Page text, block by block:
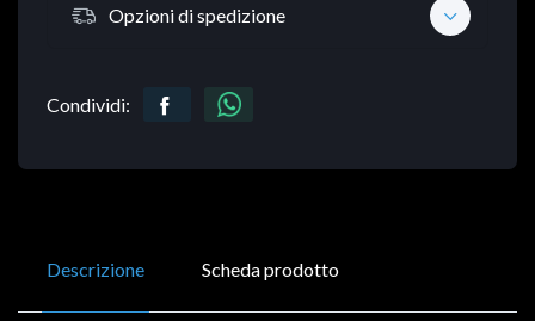
Opzioni di spedizione
Condividi:
Descrizione Scheda prodotto